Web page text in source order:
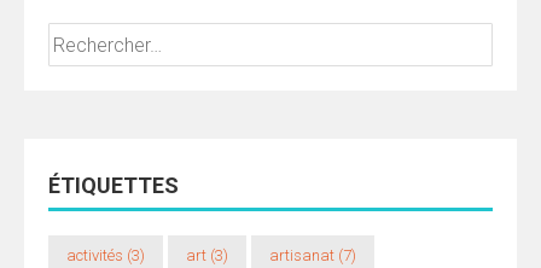
Rechercher :
ÉTIQUETTES
activités (3) art (3) artisanat (7)